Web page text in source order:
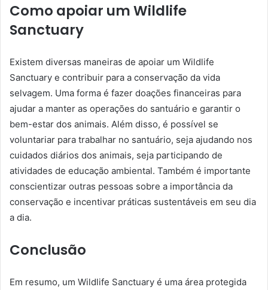
Como apoiar um Wildlife
Sanctuary
Existem diversas maneiras de apoiar um Wildlife
Sanctuary e contribuir para a conservação da vida
selvagem. Uma forma é fazer doações financeiras para
ajudar a manter as operações do santuário e garantir o
bem-estar dos animais. Além disso, é possível se
voluntariar para trabalhar no santuário, seja ajudando nos
cuidados diários dos animais, seja participando de
atividades de educação ambiental. Também é importante
conscientizar outras pessoas sobre a importância da
conservação e incentivar práticas sustentáveis em seu dia
a dia.
Conclusão
Em resumo, um Wildlife Sanctuary é uma área protegida